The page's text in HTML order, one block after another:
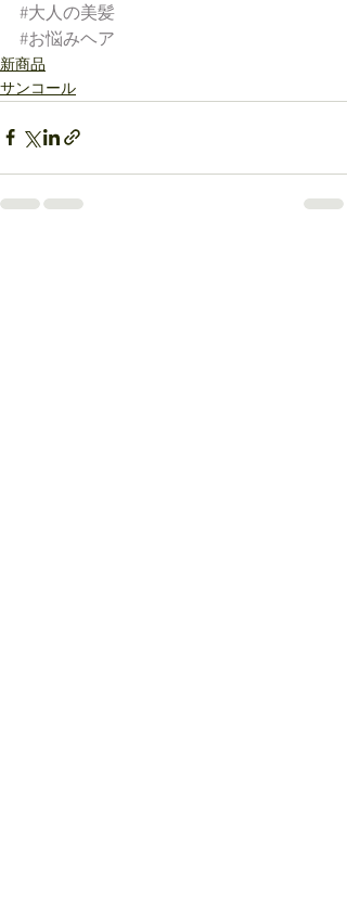
#大人の美髪
#お悩みヘア
新商品
サンコール